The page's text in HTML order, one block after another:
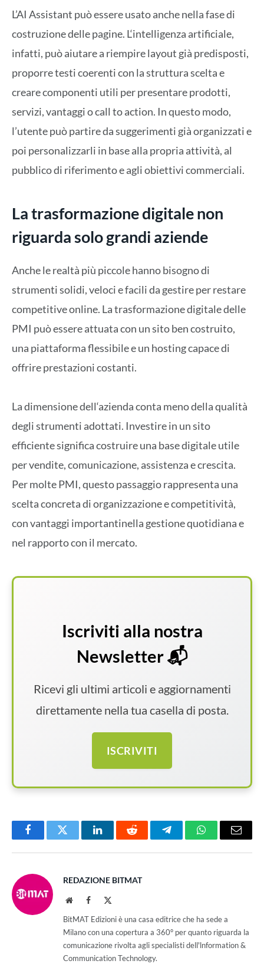
L’AI Assistant può essere usato anche nella fase di
costruzione delle pagine. L‘intelligenza artificiale,
infatti, può aiutare a riempire layout già predisposti,
proporre testi coerenti con la struttura scelta e
creare componenti utili per presentare prodotti,
servizi, vantaggio call to action. In questo modo,
l’utentepuò partire da suggerimenti già organizzati e
poi personalizzarli in base alla propria attività, al
pubblico di riferimento e agli obiettivi commerciali.
La trasformazione digitale non
riguarda solo grandi aziende
Anche le realtà più piccole hanno bisogno di
strumenti solidi, veloci e facili da gestire per restare
competitive online. La trasformazione digitale delle
PMI può essere attuata con un sito ben costruito,
una piattaforma flessibilee un hosting capace di
offrire prestazioni costanti.
La dimensione dell‘azienda conta meno dellaqualità
degli strumenti adottati. Investire in un sito
efficiente significa costruire una base digitale utile
per vendite, comunicazione, assistenza e crescita.
Per molte PMI, questo passaggio rappresenta una
scelta concreta di organizzazione e competitività,
con vantaggi importantinella gestione quotidiana e
nel rapporto con il mercato.
Iscriviti alla nostra
Newsletter 📬
Ricevi gli ultimi articoli e aggiornamenti
direttamente nella tua casella di posta.
ISCRIVITI
FacebookTwitter LinkedInReddit TelegramWhatsAppEmail
REDAZIONE BITMAT
WebsiteFacebook
BitMAT Edizioni è una casa editrice che ha sede a
Milano con una copertura a 360° per quanto riguarda la
comunicazione rivolta agli specialisti dell'lnformation &
Communication Technology.